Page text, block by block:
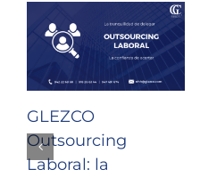
GLEZCO
Outsourcing
Laboral: la